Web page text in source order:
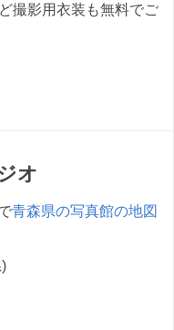
撮影用衣装も無料でご
オ
青森県の写真館の地図